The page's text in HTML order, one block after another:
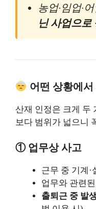
농업·임업·
닌 사업으로
어떤 상황에
산재 인정은 크게 두
보다 범위가 넓으니
① 업무상 사고
근무 중 기계·
업무와 관련된
출퇴근 중 발